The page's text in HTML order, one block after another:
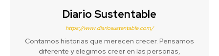
Diario Sustentable
https://www.diariosustentable.com/
Contamos historias que merecen crecer. Pensamos
diferente y elegimos creer en las personas,